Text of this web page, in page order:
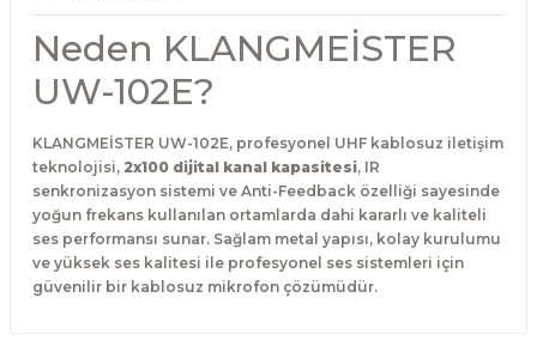
Neden KLANGMEİSTER
UW-102E?
KLANGMEİSTER UW-102E, profesyonel UHF kablosuz iletişim
teknolojisi, 2x100 dijital kanal kapasitesi, IR
senkronizasyon sistemi ve Anti-Feedback özelliği sayesinde
yoğun frekans kullanılan ortamlarda dahi kararlı ve kaliteli
ses performansı sunar. Sağlam metal yapısı, kolay kurulumu
ve yüksek ses kalitesi ile profesyonel ses sistemleri için
güvenilir bir kablosuz mikrofon çözümüdür.